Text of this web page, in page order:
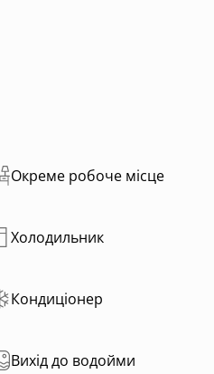
Окреме робоче місце
Холодильник
Кондиціонер
Вихід до водойми